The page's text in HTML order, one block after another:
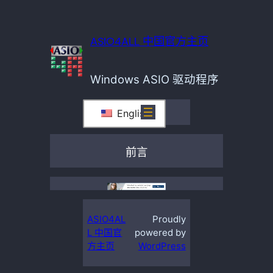
ASIO4ALL 中国官方主页
Windows ASIO 驱动程序
English
前言
ASIO4AL
L 中国官
方主页
Proudly
powered by
WordPress